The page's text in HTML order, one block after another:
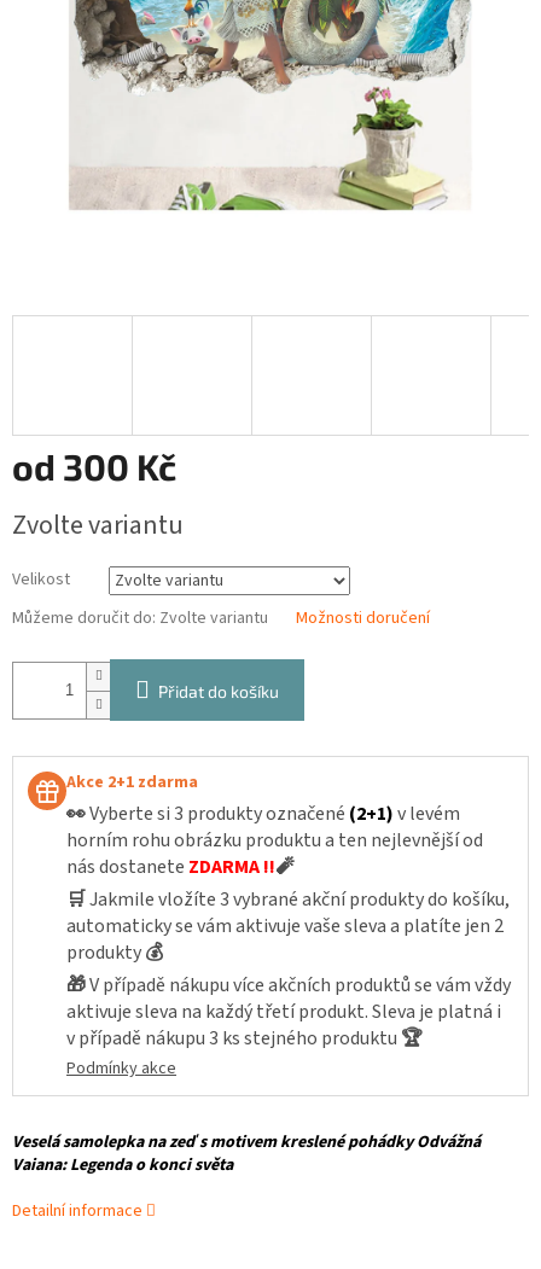
od 300 Kč
cena:
Zvolte variantu
Velikost
Můžeme doručit do: Zvolte variantu Možnosti doručení
Přidat do košíku
Akce 2+1 zdarma
👀Vyberte si 3 produkty označené (2+1)v levém
horním rohu obrázku produktu a ten nejlevnější od
nás dostanete ZDARMA !!🧨
🛒Jakmile vložíte 3 vybrané akční produkty do košíku,
automaticky se vám aktivuje vaše sleva a platíte jen 2
produkty💰
🎁V případě nákupu více akčních produktů se vám vždy
aktivuje sleva na každý třetí produkt. Sleva je platná i
v případě nákupu 3 ks stejného produktu 🏆
Podmínky akce
Veselá samolepka na zeď s motivem kreslené pohádky Odvážná
Vaiana: Legenda o konci světa
Detailní informace